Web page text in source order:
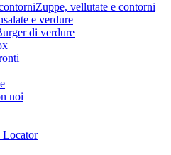
Zuppe, vellutate e contorni
e verdure
di verdure
noi
Locator